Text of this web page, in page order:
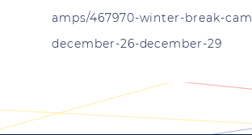
amps/467970-winter-break-
december-26-december-29